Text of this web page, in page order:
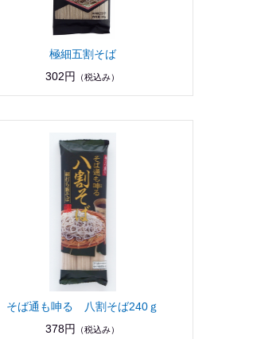
極細五割そば
302円
（税込み）
そば通も呻る 八割そば240ｇ
378円
（税込み）